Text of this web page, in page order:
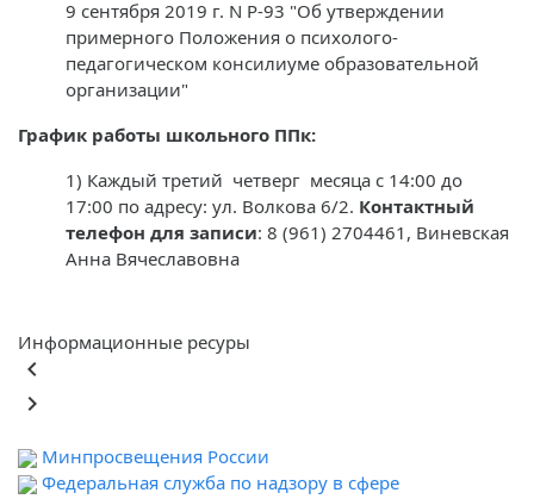
9 сентября 2019 г. N Р-93 "Об утверждении
примерного Положения о психолого-
педагогическом консилиуме образовательной
организации"
График работы школьного ППк:
1) Каждый третий четверг месяца с 14:00 до
17:00 по адресу: ул. Волкова 6/2. Контактный
телефон для записи: 8 (961) 2704461, Виневская
Анна Вячеславовна
Информационные ресуры
keyboard_arrow_left
keyboard_arrow_right
Минпросвещения России
Федеральная служба по надзору в сфере